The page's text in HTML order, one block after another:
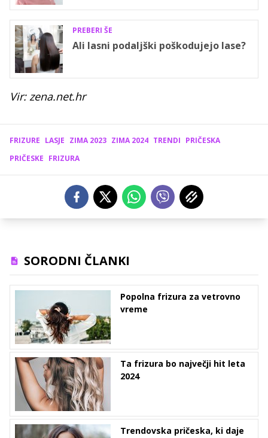
PREBERI ŠE
Ali lasni podaljški poškodujejo lase?
Vir: zena.net.hr
FRIZURE LASJE ZIMA 2023 ZIMA 2024 TRENDI PRIČESKA
PRIČESKE FRIZURA
SORODNI ČLANKI
Popolna frizura za vetrovno
vreme
Ta frizura bo največji hit leta
2024
Trendovska pričeska, ki daje